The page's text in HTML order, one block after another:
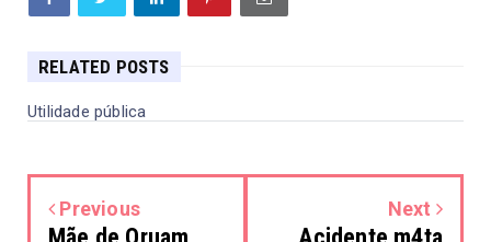
RELATED POSTS
Utilidade pública
Previous Next